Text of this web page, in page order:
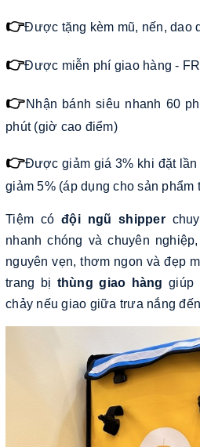
👉Được tặng kèm mũ, nến, dao
👉Được miễn phí giao hàng -
👉Nhận bánh siêu nhanh 60
phút (giờ cao điểm)
👉Được giảm giá 3% khi đặt
giảm 5% (áp dụng cho sản phẩm
Tiệm cóđội ngũ shipper
nhanh chóng và chuyên
nguyên vẹn, thơm ngon và đẹp
trang bị thùng giao hàng giúp
chảy nếu giao giữa trưa nắng